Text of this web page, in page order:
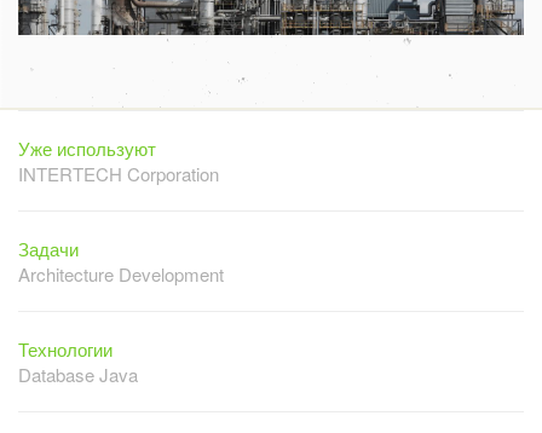
Уже используют
INTERTECH Corporation
Задачи
Architecture Development
Технологии
Database Java